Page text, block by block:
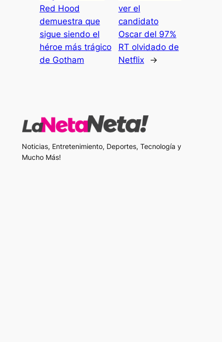
Red Hood
demuestra que
sigue siendo el
héroe más trágico
de Gotham
ver el
candidato
Oscar del 97%
RT olvidado de
Netflix
→
Noticias, Entretenimiento, Deportes, Tecnología y
Mucho Más!